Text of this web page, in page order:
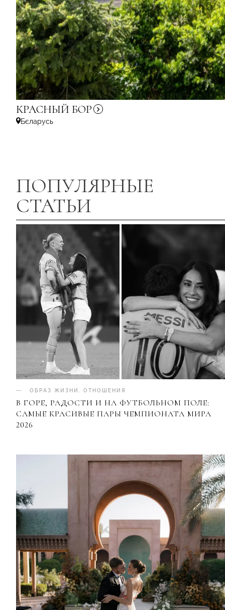
КРАСНЫЙ БОР
Бєларусь
ПОПУЛЯРНЫЕ
СТАТЬИ
ОБРАЗ ЖИЗНИ ОТНОШЕНИЯ
В ГОРЕ, РАДОСТИ И НА ФУТБОЛЬНОМ ПОЛЕ:
САМЫЕ КРАСИВЫЕ ПАРЫ ЧЕМПИОНАТА МИРА
2026